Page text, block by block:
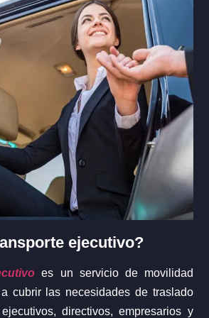
ejecutivo?
es un servicio de movilidad
cubrir las necesidades de traslado
directivos, empresarios y